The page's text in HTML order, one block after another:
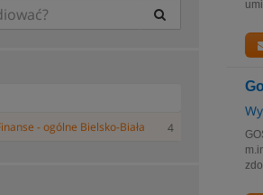
- ogólne Bielsko-Biała
4